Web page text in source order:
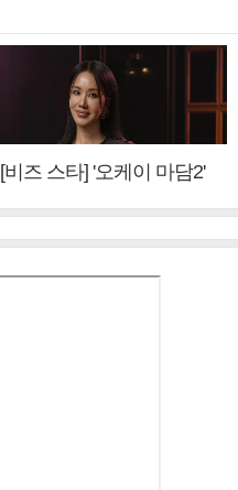
[비즈 스타] '오케이 마담2'